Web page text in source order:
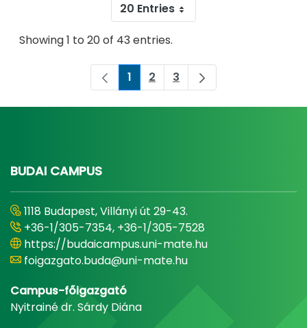
20 Entries
Showing 1 to 20 of 43 entries.
Page
1 Page
2 Page
3
BUDAI CAMPUS
1118 Budapest, Villányi út 29-43.
+36-1/305-7354, +36-1/305-7528
https://budaicampus.uni-mate.hu
foigazgato.buda@uni-mate.hu
Campus-főigazgató
Nyitrainé dr. Sárdy Diána